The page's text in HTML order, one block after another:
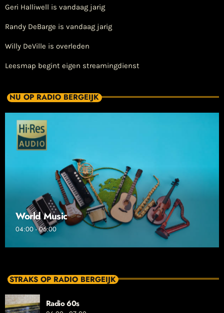
Geri Halliwell is vandaag jarig
Randy DeBarge is vandaag jarig
Willy DeVille is overleden
Leesmap begint eigen streamingdienst
NU OP RADIO BERGEIJK
World Music
04:00 - 06:00
STRAKS OP RADIO BERGEIJK
Radio 60s